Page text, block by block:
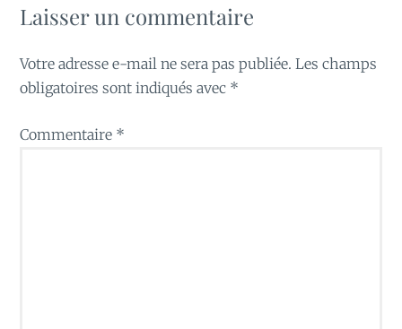
Laisser un commentaire
Votre adresse e-mail ne sera pas publiée. Les champs
obligatoires sont indiqués avec *
Commentaire *